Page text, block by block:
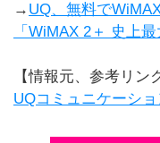
→ UQ、無料で
「WiMAX 2＋ 史上
【情報元、参考リン
UQコミュニケーシ